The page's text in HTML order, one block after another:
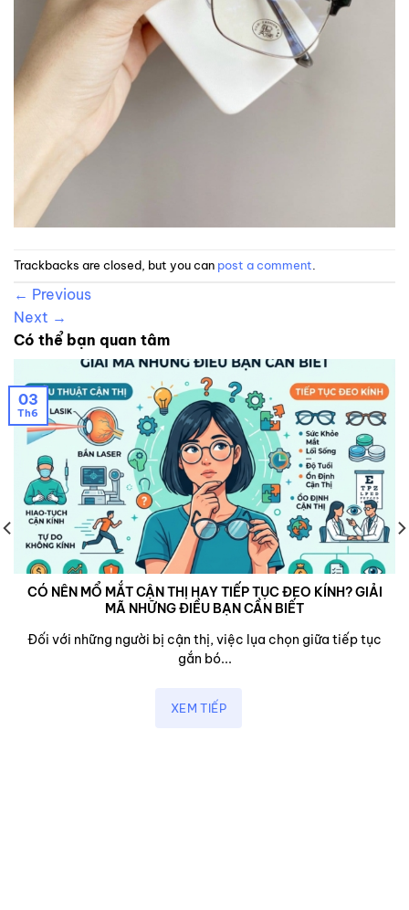
Trackbacks are closed, but you can post a comment
← Previous
Next →
Có thể bạn quan tâm
CÓ NÊN MỔ MẮT CẬN THỊ HAY TIẾP TỤC ĐEO KÍNH? GIẢI
MÃ NHỮNG ĐIỀU BẠN CẦN BIẾT
Đối với những người bị cận thị, việc lụa chọn giữa tiếp tục
gắn bó...
XEM TIẾP
03
Th6